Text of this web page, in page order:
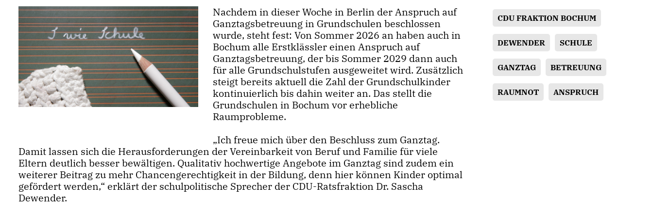
Nachdem in dieser Woche in Berlin der Anspruch auf
Ganztagsbetreuung in Grundschulen beschlossen
wurde, steht fest: Von Sommer 2026 an haben auch in
Bochum alle Erstklässler einen Anspruch auf
Ganztagsbetreuung, der bis Sommer 2029 dann auch
für alle Grundschulstufen ausgeweitet wird. Zusätzlich
steigt bereits aktuell die Zahl der Grundschulkinder
kontinuierlich bis dahin weiter an. Das stellt die
Grundschulen in Bochum vor erhebliche
Raumprobleme.
Ich freue mich über den Beschluss zum Ganztag.
Damit lassen sich die Herausforderungen der Vereinbarkeit von Beruf und Familie für viele
Eltern deutlich besser bewältigen. Qualitativ hochwertige Angebote im Ganztag sind zudem ein
weiterer Beitrag zu mehr Chancengerechtigkeit in der Bildung, denn hier können Kinder optimal
gefördert werden,“ erklärt der schulpolitische Sprecher der CDU-Ratsfraktion Dr. Sascha
Dewender.
CDU FRAKTION BOCHUM
DEWENDER SCHULE
GANZTAG BETREUUNG
RAUMNOT ANSPRUCH